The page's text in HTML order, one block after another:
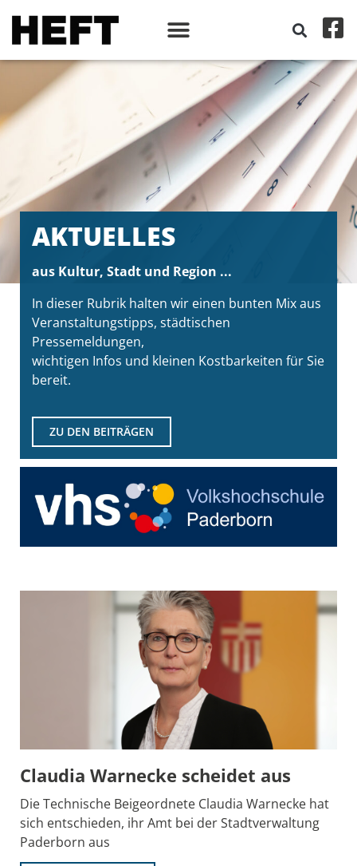
AKTUELLES
aus Kultur, Stadt und Region ...
In dieser Rubrik halten wir einen bunten Mix aus
Veranstaltungstipps, städtischen
Pressemeldungen,
wichtigen Infos und kleinen Kostbarkeiten für Sie
bereit.
ZU DEN BEITRÄGEN
Claudia Warnecke scheidet aus
Die Technische Beigeordnete Claudia Warnecke hat
sich entschieden, ihr Amt bei der Stadtverwaltung
Paderborn aus